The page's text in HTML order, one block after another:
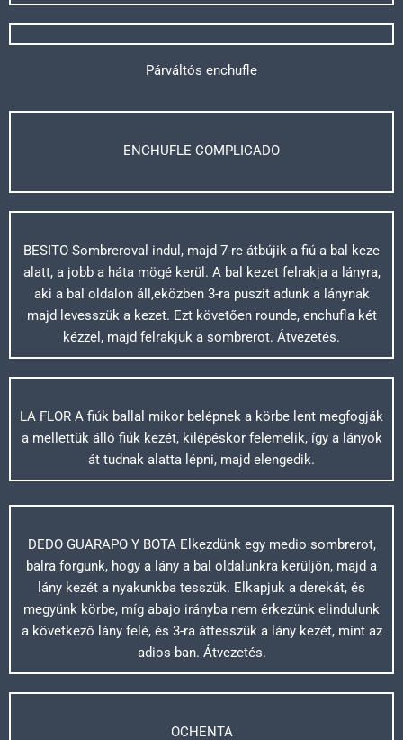
Párváltós enchufle
ENCHUFLE COMPLICADO
BESITO Sombreroval indul, majd 7-re átbújik a fiú a bal keze
alatt, a jobb a háta mögé kerül. A bal kezet felrakja a lányra,
aki a bal oldalon áll,eközben 3-ra puszit adunk a lánynak
majd levesszük a kezet. Ezt követően rounde, enchufla két
kézzel, majd felrakjuk a sombrerot. Átvezetés.
LA FLOR A fiúk ballal mikor belépnek a körbe lent megfogják
a mellettük álló fiúk kezét, kilépéskor felemelik, így a lányok
át tudnak alatta lépni, majd elengedik.
DEDO GUARAPO Y BOTA Elkezdünk egy medio sombrerot,
balra forgunk, hogy a lány a bal oldalunkra kerüljön, majd a
lány kezét a nyakunkba tesszük. Elkapjuk a derekát, és
megyünk körbe, míg abajo irányba nem érkezünk elindulunk
a következő lány felé, és 3-ra áttesszük a lány kezét, mint az
adios-ban. Átvezetés.
OCHENTA